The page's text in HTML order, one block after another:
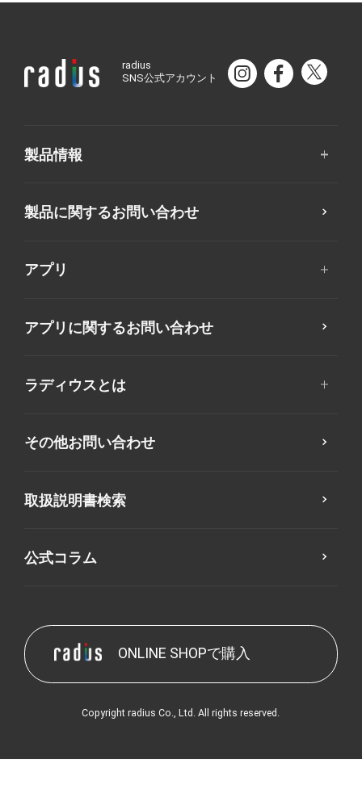
radius
SNS公式アカウント
製品情報
製品に関するお問い合わせ
アプリ
アプリに関するお問い合わせ
ラディウスとは
その他お問い合わせ
取扱説明書検索
公式コラム
ONLINE SHOPで購入
Copyright radius Co., Ltd. All rights reserved.